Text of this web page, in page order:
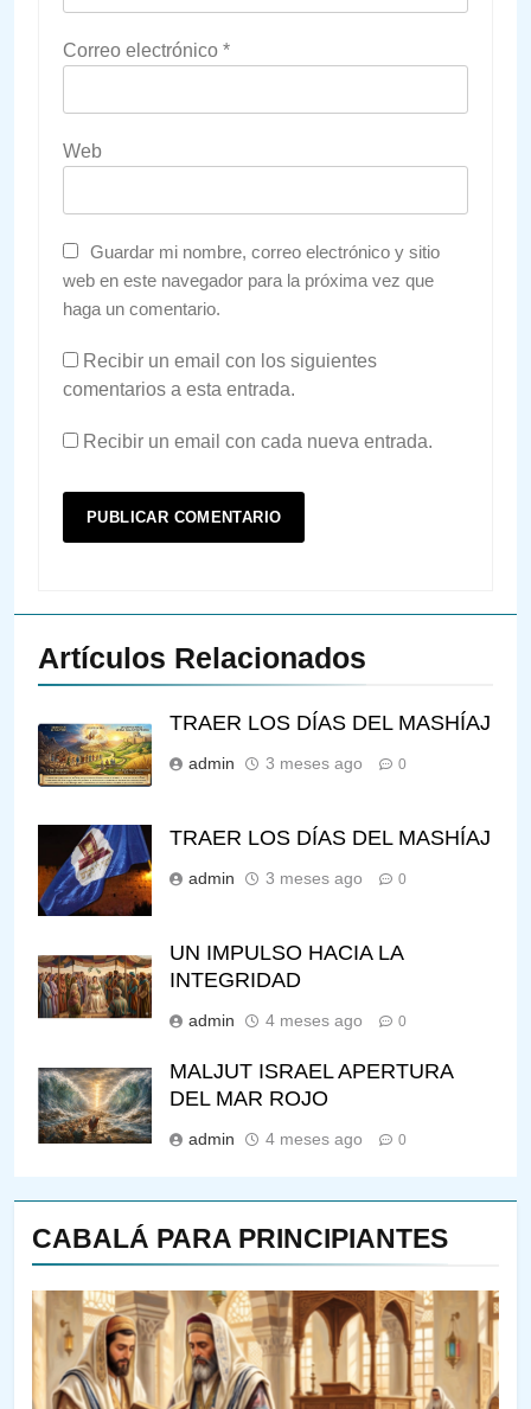
CABALÁ PARA PRINCIPIANTES
143
¿QUIÉN ES SABIO? EL QUE
Correo electrónico *
Web
Guardar mi nombre, correo electrónico y sitio
web en este navegador para la próxima vez que
haga un comentario.
Recibir un email con los siguientes
comentarios a esta entrada.
Recibir un email con cada nueva entrada.
Artículos Relacionados
TRAER LOS DÍAS DEL MASHÍAJ
admin 3 meses ago 0
TRAER LOS DÍAS DEL MASHÍAJ
admin 3 meses ago 0
UN IMPULSO HACIA LA
INTEGRIDAD
admin 4 meses ago 0
MALJUT ISRAEL APERTURA
DEL MAR ROJO
admin 4 meses ago 0